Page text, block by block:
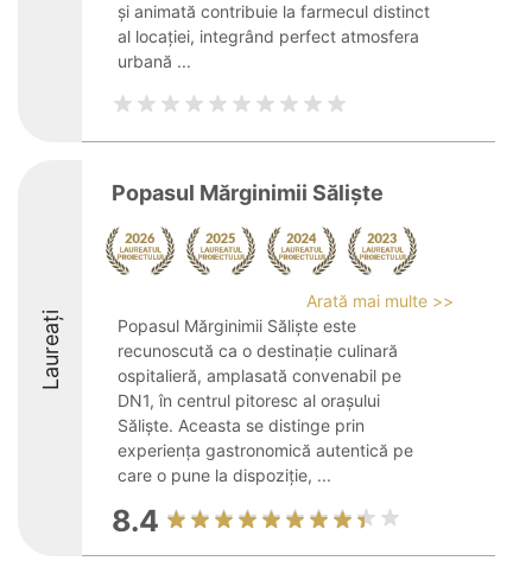
și animată contribuie la farmecul distinct
al locației, integrând perfect atmosfera
urbană ...
Laureați
Popasul Mărginimii Săliște
Arată mai multe >>
Popasul Mărginimii Săliște este
recunoscută ca o destinație culinară
ospitalieră, amplasată convenabil pe
DN1, în centrul pitoresc al orașului
Săliște. Aceasta se distinge prin
experiența gastronomică autentică pe
care o pune la dispoziție, ...
8.4